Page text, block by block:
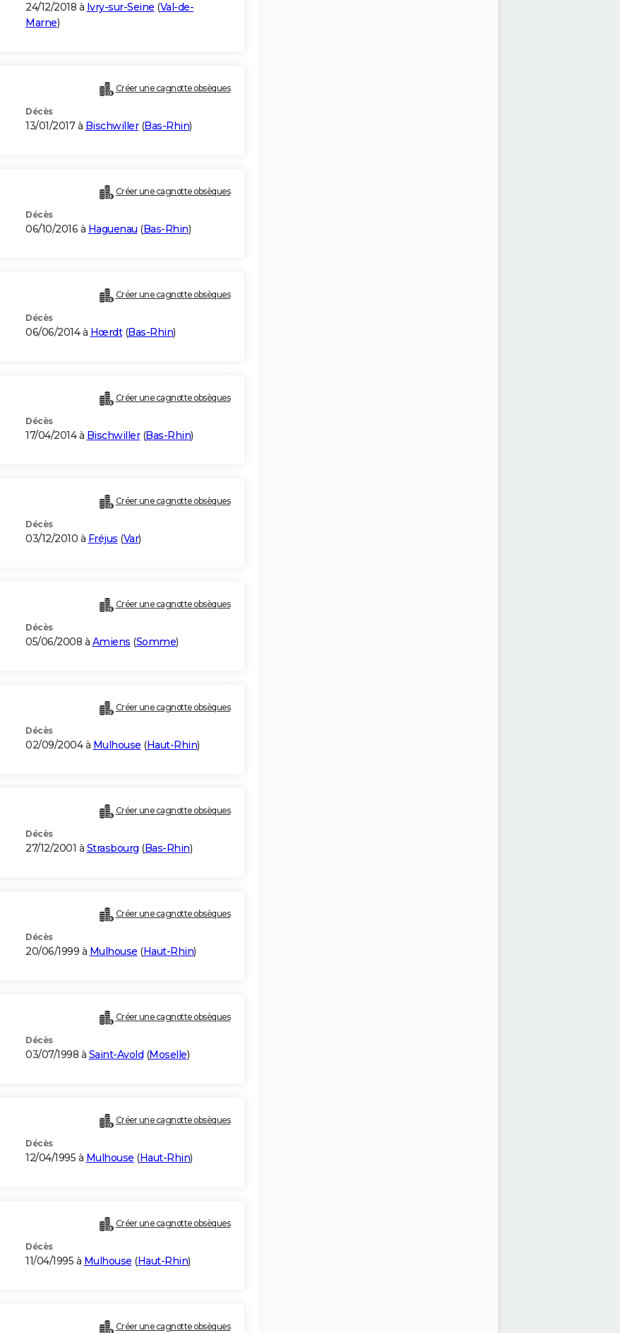
24/12/2018 à Ivry-sur-Seine (Val-de-
Marne)
Créer une cagnotte obsèques
Décès
13/01/2017 à Bischwiller(Bas-Rhin)
Créer une cagnotte obsèques
Décès
06/10/2016 à Haguenau (Bas-Rhin)
Créer une cagnotte obsèques
Décès
06/06/2014 à Hœrdt(Bas-Rhin)
Créer une cagnotte obsèques
Décès
17/04/2014 à Bischwiller(Bas-Rhin)
Créer une cagnotte obsèques
Décès
03/12/2010 à Fréjus (Var)
Créer une cagnotte obsèques
Décès
05/06/2008 à Amiens (Somme)
Créer une cagnotte obsèques
Décès
02/09/2004 à Mulhouse (Haut-Rhin)
Créer une cagnotte obsèques
Décès
27/12/2001 à Strasbourg (Bas-Rhin)
Créer une cagnotte obsèques
Décès
20/06/1999 à Mulhouse (Haut-Rhin)
Créer une cagnotte obsèques
Décès
03/07/1998 à Saint-Avold (Moselle)
Créer une cagnotte obsèques
Décès
12/04/1995 à Mulhouse (Haut-Rhin)
Créer une cagnotte obsèques
Décès
11/04/1995 à Mulhouse (Haut-Rhin)
Créer une cagnotte obsèques